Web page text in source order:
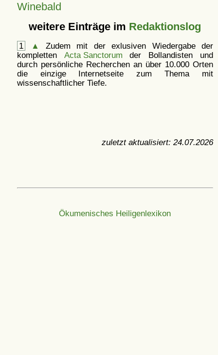
Winebald
weitere Einträge im Redaktionslog
1 ▲
Zudem mit der exlusiven Wiedergabe der
kompletten Acta Sanctorum der Bollandisten und
durch persönliche Recherchen an über 10.000 Orten
die einzige Internetseite zum Thema mit
wissenschaftlicher Tiefe.
zuletzt aktualisiert: 24.07.2026
Ökumenisches Heiligenlexikon